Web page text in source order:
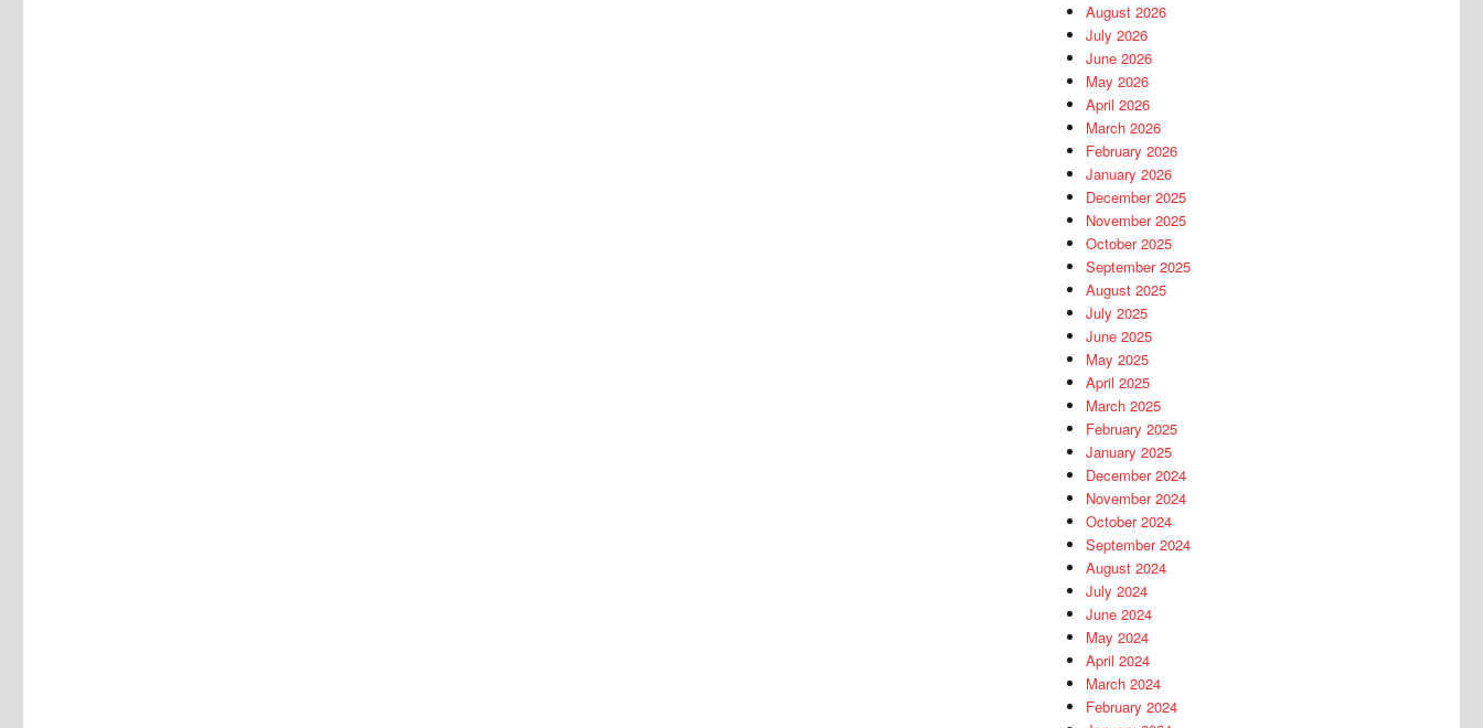
August 2026
July 2026
June 2026
May 2026
April 2026
March 2026
February 2026
January 2026
December 2025
November 2025
October 2025
September 2025
August 2025
July 2025
June 2025
May 2025
April 2025
March 2025
February 2025
January 2025
December 2024
November 2024
October 2024
September 2024
August 2024
July 2024
June 2024
May 2024
April 2024
March 2024
February 2024